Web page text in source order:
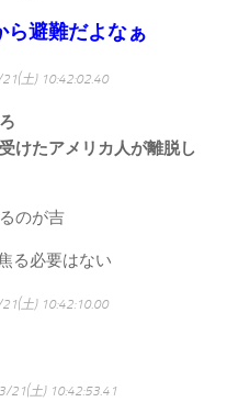
ら避難だよなぁ
土) 10:42:02.40
けたアメリカ人が離脱し
のが吉
る必要はない
土) 10:42:10.00
21(土) 10:42:53.41